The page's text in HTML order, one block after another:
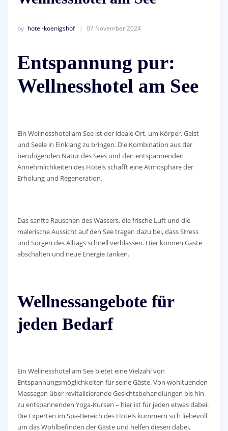
by hotel-koenigshof 07 November 2024
Entspannung pur:
Wellnesshotel am See
Ein Wellnesshotel am See ist der ideale Ort, um Körper, Geist
und Seele in Einklang zu bringen. Die Kombination aus der
beruhigenden Natur des Sees und den entspannenden
Annehmlichkeiten des Hotels schafft eine Atmosphäre der
Erholung und Regeneration.
Das sanfte Rauschen des Wassers, die frische Luft und die
malerische Aussicht auf den See tragen dazu bei, dass Stress
und Sorgen des Alltags schnell verblassen. Hier können Gäste
abschalten und neue Energie tanken.
Wellnessangebote für
jeden Bedarf
Ein Wellnesshotel am See bietet eine Vielzahl von
Entspannungsmöglichkeiten für seine Gäste. Von wohltuenden
Massagen über revitalisierende Gesichtsbehandlungen bis hin
zu entspannenden Yoga-Kursen – hier ist für jeden etwas dabei.
Die Experten im Spa-Bereich des Hotels kümmern sich liebevoll
um das Wohlbefinden der Gäste und helfen diesen dabei,